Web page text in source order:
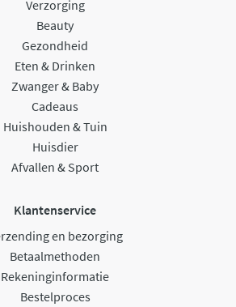
Verzorging
Beauty
Gezondheid
Eten & Drinken
Zwanger & Baby
Cadeaus
Huishouden & Tuin
Huisdier
Afvallen & Sport
Klantenservice
en bezorging
Betaalmethoden
Rekeninginformatie
Bestelproces